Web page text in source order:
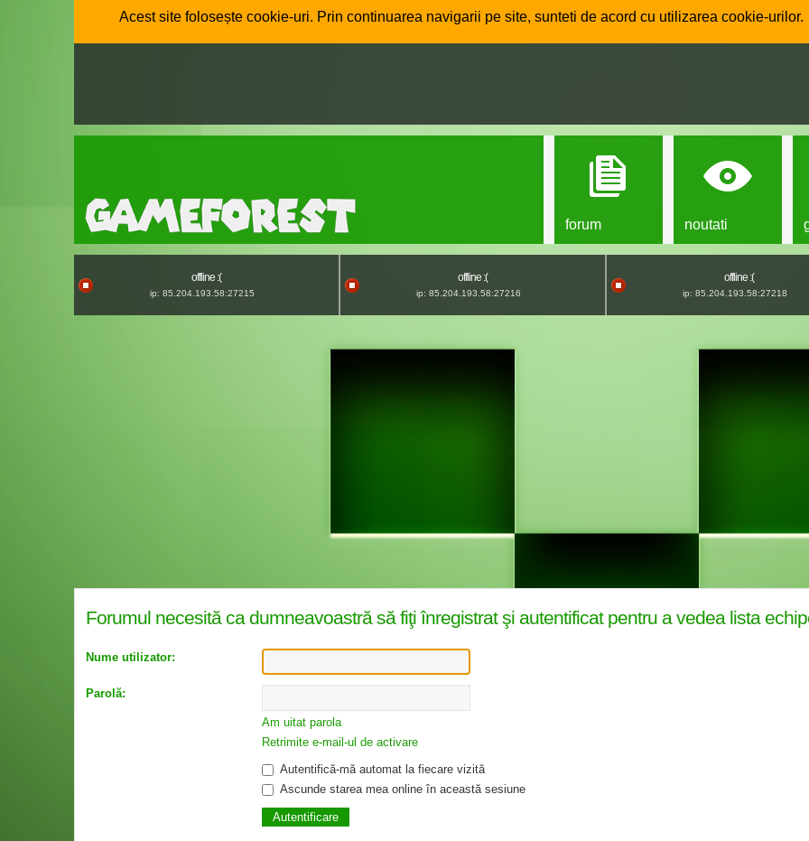
Acest site folosește cookie-uri. Prin continuarea navigarii pe site, sunteti de acord cu utilizarea cookie-urilor.
forum noutati
offline :(
ip: 85.204.193.58:27215
offline :(
ip: 85.204.193.58:27216
offline :(
ip: 85.204.193.58:27218
Forumul necesită ca dumneavoastră să fiţi înregistrat şi autentificat pentru a vedea lista
Nume utilizator:
Parolă:
Am uitat parola
Retrimite e-mail-ul de activare
Autentifică-mă automat la fiecare vizită
Ascunde starea mea online în această sesiune